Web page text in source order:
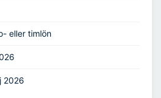
eller timlön
2026